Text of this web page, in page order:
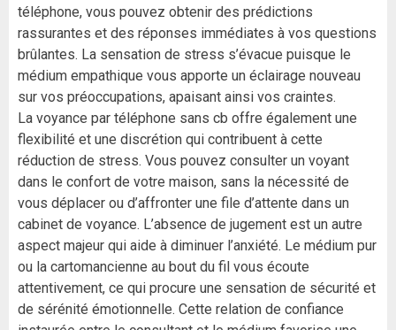
téléphone, vous pouvez obtenir des prédictions
rassurantes et des réponses immédiates à vos questions
brûlantes. La sensation de stress s’évacue puisque le
médium empathique vous apporte un éclairage nouveau
sur vos préoccupations, apaisant ainsi vos craintes.
La voyance par téléphone sans cb offre également une
flexibilité et une discrétion qui contribuent à cette
réduction de stress. Vous pouvez consulter un voyant
dans le confort de votre maison, sans la nécessité de
vous déplacer ou d’affronter une file d’attente dans un
cabinet de voyance. L’absence de jugement est un autre
aspect majeur qui aide à diminuer l’anxiété. Le médium pur
ou la cartomancienne au bout du fil vous écoute
attentivement, ce qui procure une sensation de sécurité et
de sérénité émotionnelle. Cette relation de confiance